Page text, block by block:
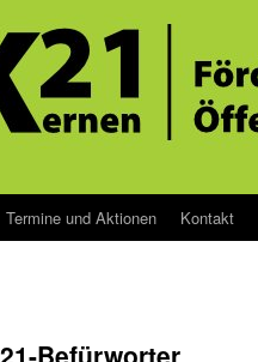
Termine und Aktionen Kontakt
Befürworter